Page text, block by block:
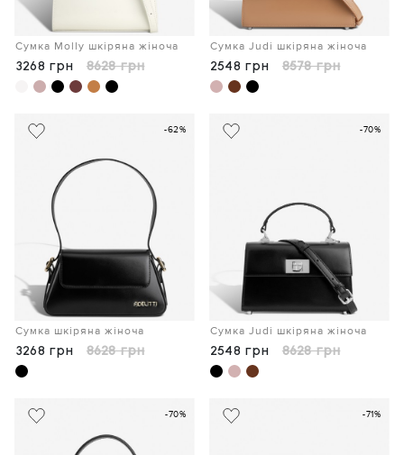
Сумка Molly шкіряна жіноча
3268 грн 8628 грн
Сумка Judi шкіряна жіноча
2548 грн 8578 грн
-62%
Сумка шкіряна жіноча
3268 грн 8628 грн
-70%
Сумка Judi шкіряна жіноча
2548 грн 8628 грн
-70% -71%